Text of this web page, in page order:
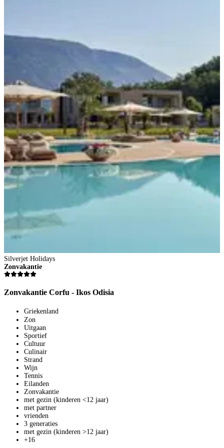
Silverjet Holidays
Zonvakantie
Zonvakantie Corfu - Ikos Odisia
Griekenland
Zon
Uitgaan
Sportief
Cultuur
Culinair
Strand
Wijn
Tennis
Eilanden
Zonvakantie
met gezin (kinderen <12 jaar)
met partner
vrienden
3 generaties
met gezin (kinderen >12 jaar)
+16